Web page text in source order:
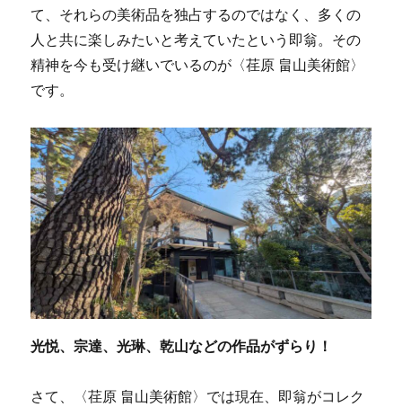
て、それらの美術品を独占するのではなく、多くの
人と共に楽しみたいと考えていたという即翁。その
精神を今も受け継いでいるのが〈荏原 畠山美術館〉
です。
光悦、宗達、光琳、乾山などの作品がずらり！
さて、〈荏原 畠山美術館〉では現在、即翁がコレク